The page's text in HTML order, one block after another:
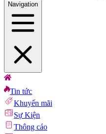
Navigation
Tin tức
Khuyến mãi
Sự Kiện
Thông cáo